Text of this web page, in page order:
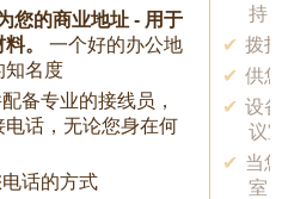
您的商业地址 - 用于
。
一个好的办公地
知名度
备专业的接线员，
话，无论您身在何
话的方式
持
拨
供您
设备
议
当
室